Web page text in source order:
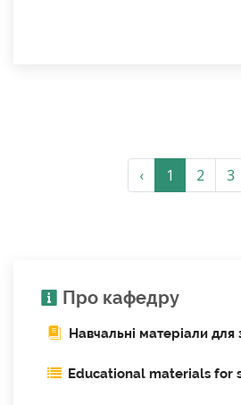
‹ 1 2 3
Про кафедру
Навчальні матеріали для
Educational materials for